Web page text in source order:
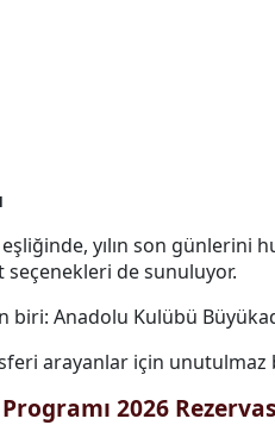
eşliğinde, yılın son
de sunuluyor.
biri: Anadolu Kulübü
arayanlar için
2026